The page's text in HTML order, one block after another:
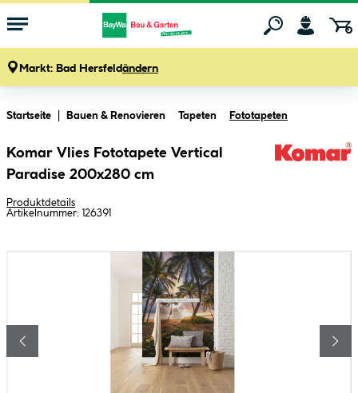
Markt: Bad Hersfeldändern
Startseite Bauen & Renovieren Tapeten Fototapeten
Komar Vlies Fototapete Vertical
Paradise 200x280 cm
Produktdetails
Artikelnummer: 126391